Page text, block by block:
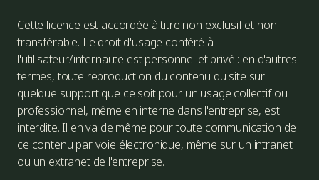
Cette licence est accordée à titre non exclusif et non
transférable. Le droit d'usage conféré à
l'utilisateur/internaute est personnel et privé : en d'autres
termes, toute reproduction du contenu du site sur
quelque support que ce soit pour un usage collectif ou
professionnel, même en interne dans l'entreprise, est
interdite. Il en va de même pour toute communication de
ce contenu par voie électronique, même sur un intranet
ou un extranet de l'entreprise.